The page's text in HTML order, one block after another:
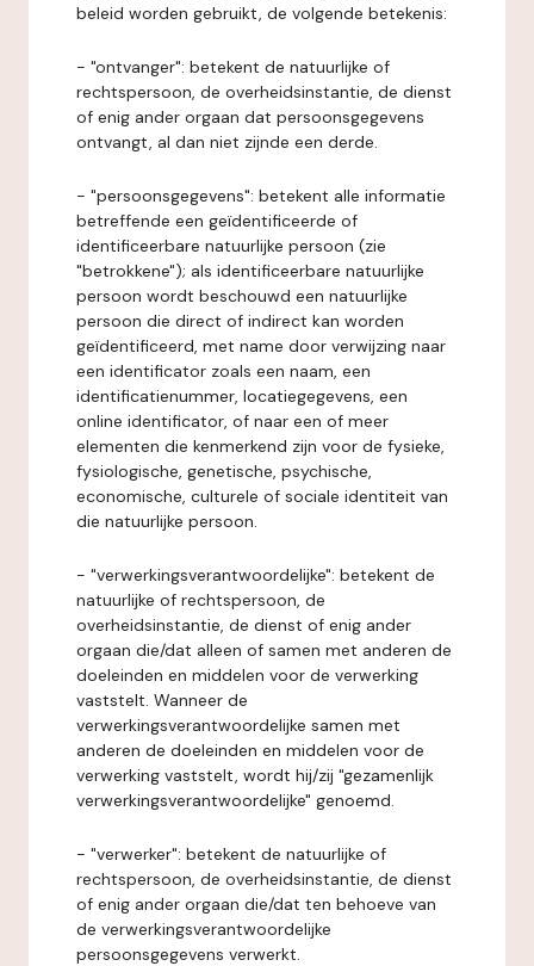
beleid worden gebruikt, de volgende betekenis:
- "ontvanger": betekent de natuurlijke of
rechtspersoon, de overheidsinstantie, de dienst
of enig ander orgaan dat persoonsgegevens
ontvangt, al dan niet zijnde een derde.
- "persoonsgegevens": betekent alle informatie
betreffende een geïdentificeerde of
identificeerbare natuurlijke persoon (zie
"betrokkene"); als identificeerbare natuurlijke
persoon wordt beschouwd een natuurlijke
persoon die direct of indirect kan worden
geïdentificeerd, met name door verwijzing naar
een identificator zoals een naam, een
identificatienummer, locatiegegevens, een
online identificator, of naar een of meer
elementen die kenmerkend zijn voor de fysieke,
fysiologische, genetische, psychische,
economische, culturele of sociale identiteit van
die natuurlijke persoon.
- "verwerkingsverantwoordelijke": betekent de
natuurlijke of rechtspersoon, de
overheidsinstantie, de dienst of enig ander
orgaan die/dat alleen of samen met anderen de
doeleinden en middelen voor de verwerking
vaststelt. Wanneer de
verwerkingsverantwoordelijke samen met
anderen de doeleinden en middelen voor de
verwerking vaststelt, wordt hij/zij "gezamenlijk
verwerkingsverantwoordelijke" genoemd.
- "verwerker": betekent de natuurlijke of
rechtspersoon, de overheidsinstantie, de dienst
of enig ander orgaan die/dat ten behoeve van
de verwerkingsverantwoordelijke
persoonsgegevens verwerkt.